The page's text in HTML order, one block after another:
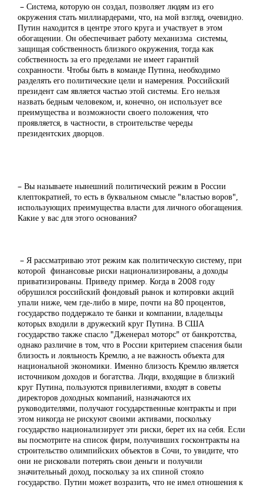
– Система, которую он создал, позволяет людям из его
окружения стать миллиардерами, что, на мой взгляд, очевидно.
Путин находится в центре этого круга и участвует в этом
обогащении. Он обеспечивает работу механизма системы,
защищая собственность близкого окружения, тогда как
собственность за его пределами не имеет гарантий
сохранности. Чтобы быть в команде Путина, необходимо
разделять его политические цели и намерения. Российский
президент сам является частью этой системы. Его нельзя
назвать бедным человеком, и, конечно, он использует все
преимущества и возможности своего положения, что
проявляется, в частности, в строительстве череды
президентских дворцов.
– Вы называете нынешний политический режим в России
клептократией, то есть в буквальном смысле "властью воров",
использующих преимущества власти для личного обогащения.
Какие у вас для этого основания?
– Я рассматриваю этот режим как политическую систему, при
которой финансовые риски национализированы, а доходы
приватизированы. Приведу пример. Когда в 2008 году
обрушился российский фондовый рынок и котировки акций
упали ниже, чем где-либо в мире, почти на 80 процентов,
государство поддержало те банки и компании, владельцы
которых входили в дружеский круг Путина. В США
государство также спасло "Дженерал моторс" от банкротства,
однако различие в том, что в России критерием спасения были
близость и лояльность Кремлю, а не важность объекта для
национальной экономики. Именно близость Кремлю является
источником доходов и богатства. Люди, входящие в близкий
круг Путина, пользуются привилегиями, входят в советы
директоров доходных компаний, назначаются их
руководителями, получают государственные контракты и при
этом никогда не рискуют своими активами, поскольку
государство национализирует эти риски, берет их на себя. Если
вы посмотрите на список фирм, получивших госконтракты на
строительство олимпийских объектов в Сочи, то увидите, что
они не рисковали потерять свои деньги и получили
значительный доход, поскольку за их спиной стояло
государство. Путин может возразить, что не имел отношения к